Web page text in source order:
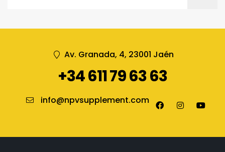
Av. Granada, 4, 23001 Jaén
+34 611 79 63 63
info@npvsupplement.com